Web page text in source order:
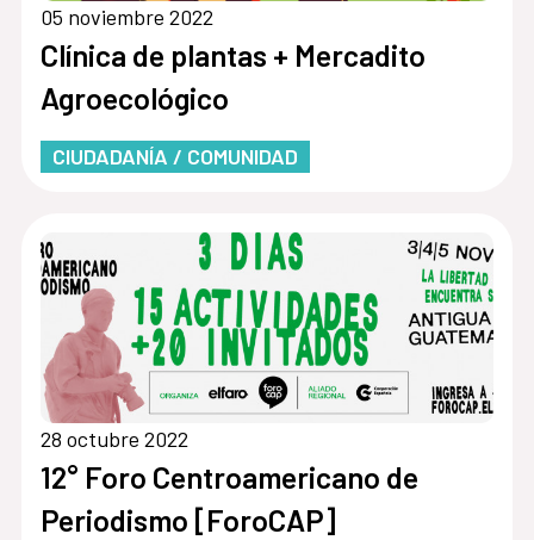
05 noviembre 2022
Clínica de plantas + Mercadito
Agroecológico
CIUDADANÍA / COMUNIDAD
28 octubre 2022
12° Foro Centroamericano de
Periodismo [ForoCAP]